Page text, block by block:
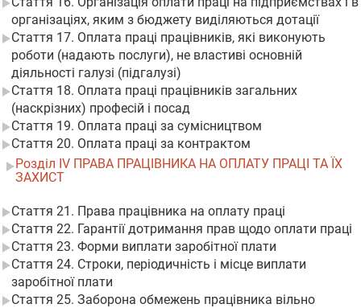
організаціях, яким з бюджету виділяються дотації
Стаття 17. Оплата праці працівників, які виконують
роботи (надають послуги), не властиві основній
діяльності галузі (підгалузі)
Стаття 18. Оплата праці працівників загальних
(наскрізних) професій і посад
Стаття 19. Оплата праці за сумісництвом
Стаття 20. Оплата праці за контрактом
Розділ IV ПРАВА ПРАЦІВНИКА НА ОПЛАТУ ПРАЦІ ТА ЇХ
ЗАХИСТ
Стаття 21. Права працівника на оплату праці
Стаття 22. Гарантії дотримання прав щодо оплати праці
Стаття 23. Форми виплати заробітної плати
Стаття 24. Строки, періодичність і місце виплати
заробітної плати
Стаття 25. Заборона обмежень працівника вільно